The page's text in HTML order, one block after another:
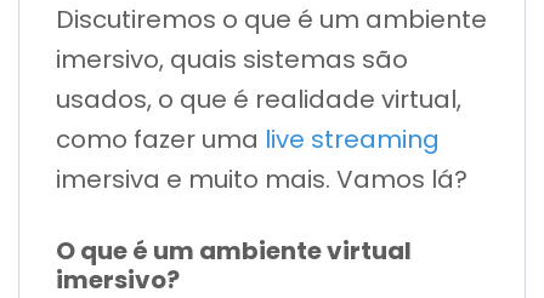
Discutiremos o que é um ambiente
imersivo, quais sistemas são
usados, o que é realidade virtual,
como fazer uma live streaming
imersiva e muito mais. Vamos lá?
O que é um ambiente virtual
imersivo?